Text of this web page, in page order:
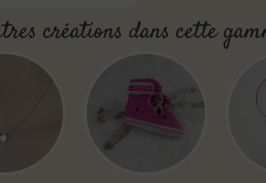
créations dans cette